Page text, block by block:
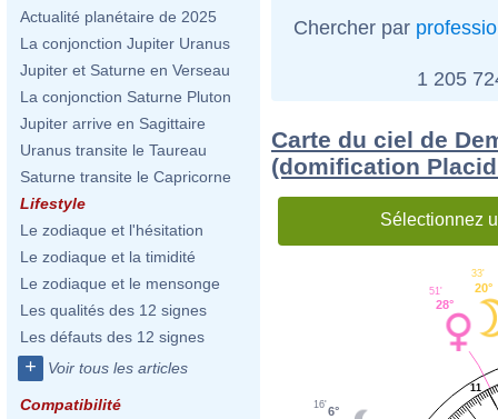
Actualité planétaire de 2025
La conjonction Jupiter Uranus
Jupiter et Saturne en Verseau
La conjonction Saturne Pluton
Jupiter arrive en Sagittaire
Uranus transite le Taureau
Saturne transite le Capricorne
Lifestyle
Le zodiaque et l'hésitation
Le zodiaque et la timidité
Le zodiaque et le mensonge
Les qualités des 12 signes
Les défauts des 12 signes
+ Voir tous les articles
Compatibilité
Chercher par
1 205
Carte du ciel de
(domification
Sélectionnez
11
20°
33'
28°
51'
6°
16'